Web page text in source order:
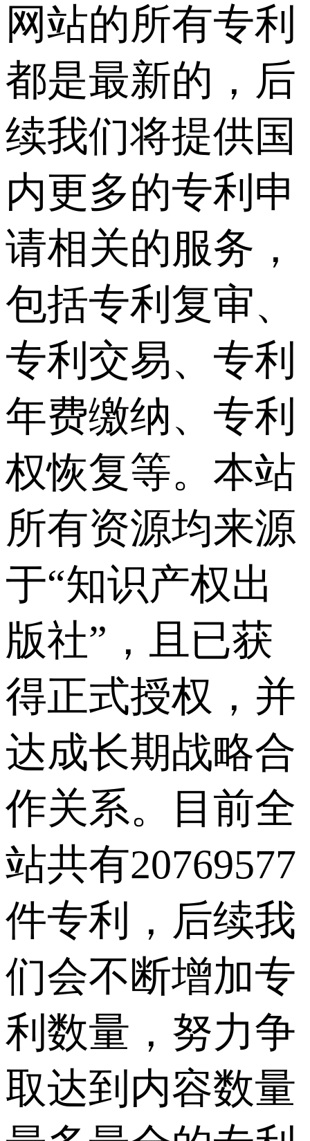
网站的所有专利
都是最新的，后
续我们将提供国
内更多的专利申
请相关的服务，
包括专利复审、
专利交易、专利
年费缴纳、专利
权恢复等。本站
所有资源均来源
于“知识产权出
版社”，且已获
得正式授权，并
达成长期战略合
作关系。目前全
站共有20769577
件专利，后续我
们会不断增加专
利数量，努力争
取达到内容数量